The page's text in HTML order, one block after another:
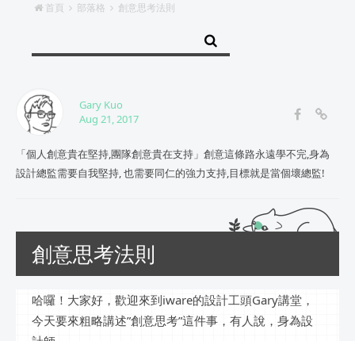
首頁 部落格 創意思考法則
Gary Kuo
Aug 21, 2017
「個人創意貴在堅持,團隊創意貴在支持」創意這條路永遠學不完,身為
設計總監需要自我堅持, 也需要同仁的強力支持,目標就是當個壞總監!
創意思考法則
哈囉！大家好，歡迎來到iware的設計工頭Gary講堂，
今天要來粗略講述”創意思考”這件事，有人說，身為設